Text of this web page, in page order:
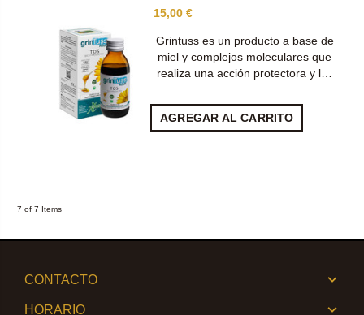
15,00 €
Grintuss es un producto a base de
miel y complejos moleculares que
realiza una acción protectora y l…
AGREGAR AL CARRITO
7 of 7 Items
CONTACTO
HORARIO